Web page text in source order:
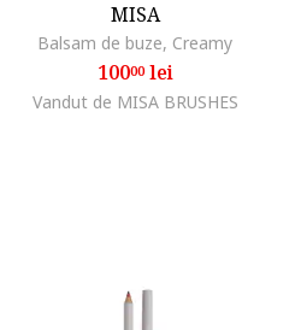
MISA
Balsam de buze, Creamy
10000lei
Vandut de MISA BRUSHES